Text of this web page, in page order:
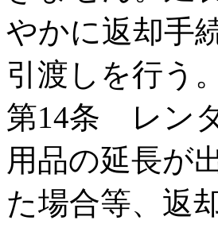
やかに返却手
引渡しを行う
第14条 レン
用品の延長が
た場合等、返